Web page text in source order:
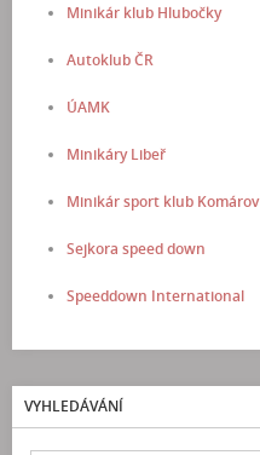
Minikár klub Hlubočky
Autoklub ČR
ÚAMK
Minikáry Libeř
Minikár sport klub Komárov
Sejkora speed down
Speeddown International
VYHLEDÁVÁNÍ